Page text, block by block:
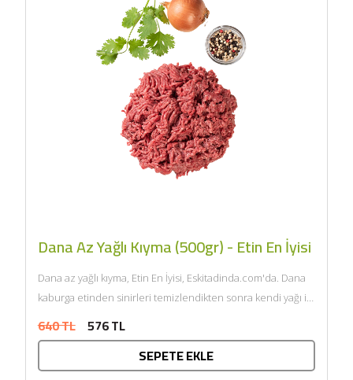
Dana Az Yağlı Kıyma (500gr) - Etin En İyisi
Dana az yağlı kıyma, Etin En İyisi, Eskitadinda.com'da. Dana
kaburga etinden sinirleri temizlendikten sonra kendi yağı ile
640 TL 576 TL
SEPETE EKLE